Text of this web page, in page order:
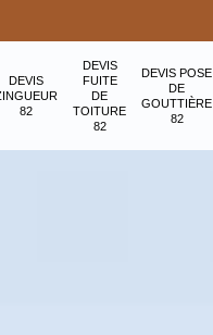
DEVIS
82
DEVIS
FUITE
DE
TOITURE
82
DEVIS POSE
DE
GOUTTIÈRE
82